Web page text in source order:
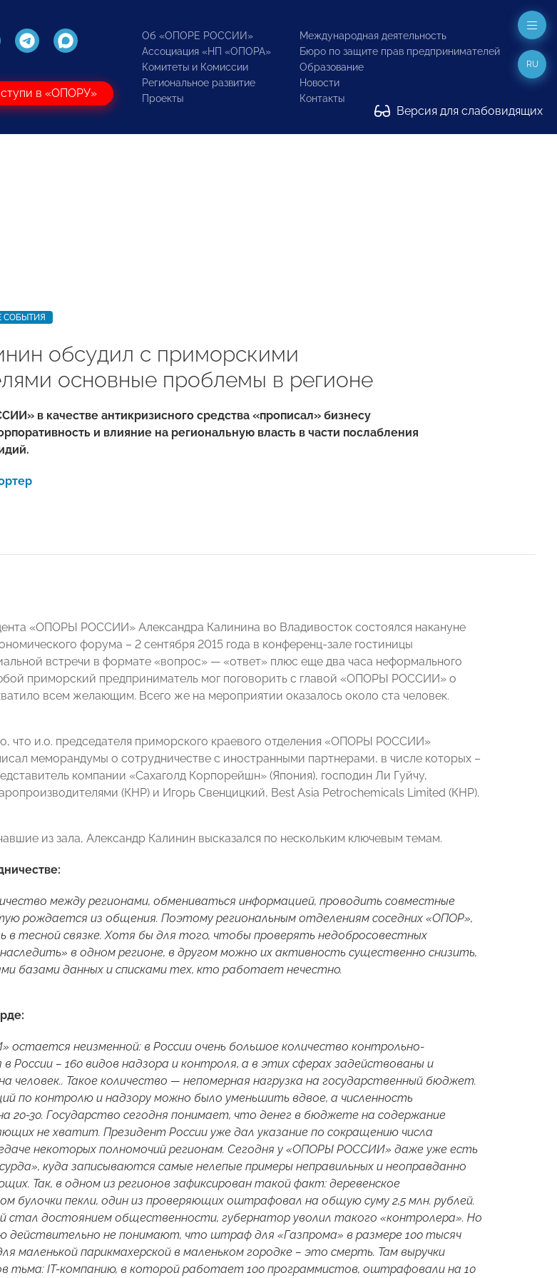
в «ОПОРУ»
Об «ОПОРЕ РОССИИ»
Ассоциация «НП «ОПОРА»
Комитеты и Комиссии
Региональное развитие
Проекты
Международная деятельность
Бюро по защите прав предпринимателей
Образование
Новости
Контакты
Версия для слабовидящих
RU
СОБЫТИЯ
обсудил с приморскими
основные проблемы в регионе
в качестве антикризисного средства «прописал» бизнесу
и влияние на региональную власть в части послабления
«ОПОРЫ РОССИИ» Александра Калинина во Владивосток состоялся накануне
форума – 2 сентября 2015 года в конференц-зале гостиницы
встречи в формате «вопрос» — «ответ» плюс еще два часа неформального
приморский предприниматель мог поговорить с главой «ОПОРЫ РОССИИ» о
всем желающим. Всего же на мероприятии оказалось около ста человек.
что и.о. председателя приморского краевого отделения «ОПОРЫ РОССИИ»
меморандумы о сотрудничестве с иностранными партнерами, в числе которых –
компании «Сахаголд Корпорейшн» (Япония), господин Ли Гуйчу,
(КНР) и Игорь Свенцицкий, Best Asia Petrochemicals Limited (КНР).
из зала, Александр Калинин высказался по нескольким ключевым темам.
между регионами, обмениваться информацией, проводить совместные
рождается из общения. Поэтому региональным отделениям соседних «ОПОР»,
в тесной связке. Хотя бы для того, чтобы проверять недобросовестных
в одном регионе, в другом можно их активность существенно снизить,
базами данных и списками тех, кто работает нечестно.
неизменной: в России очень большое количество контрольно-
России – 160 видов надзора и контроля, а в этих сферах задействованы и
человек.. Такое количество — непомерная нагрузка на государственный бюджет.
по контролю и надзору можно было уменьшить вдвое, а численность
20-30. Государство сегодня понимает, что денег в бюджете на содержание
не хватит. Президент России уже дал указание по сокращению числа
некоторых полномочий регионам. Сегодня у «ОПОРЫ РОССИИ» даже уже есть
куда записываются самые нелепые примеры неправильных и неоправданно
Так, в одном из регионов зафиксирован такой факт: деревенское
булочки пекли, один из проверяющих оштрафовал на общую суму 2,5 млн. рублей.
стал достоянием общественности, губернатор уволил такого «контролера». Но
действительно не понимают, что штраф для «Газпрома» в размере 100 тысяч
маленькой парикмахерской в маленьком городке – это смерть. Там выручки
тьма: IT-компанию, в которой работает 100 программистов, оштрафовали на 10